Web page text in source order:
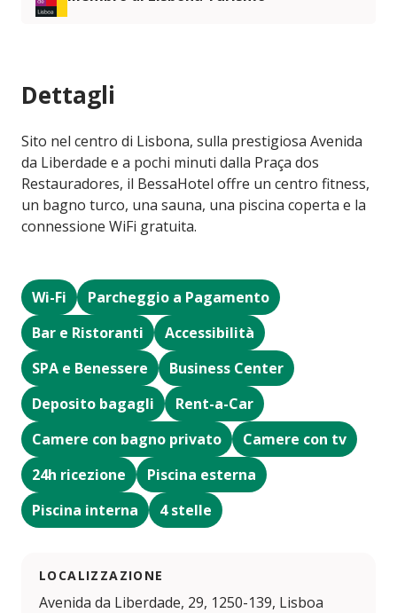
Dettagli
Sito nel centro di Lisbona, sulla prestigiosa Avenida
da Liberdade e a pochi minuti dalla Praça dos
Restauradores, il BessaHotel offre un centro fitness,
un bagno turco, una sauna, una piscina coperta e la
connessione WiFi gratuita.
Wi-Fi
Parcheggio a Pagamento
Bar e Ristoranti
Accessibilità
SPA e Benessere
Business Center
Deposito bagagli
Rent-a-Car
Camere con bagno privato
Camere con tv
24h ricezione
Piscina esterna
Piscina interna
4 stelle
LOCALIZZAZIONE
Avenida da Liberdade, 29, 1250-139, Lisboa